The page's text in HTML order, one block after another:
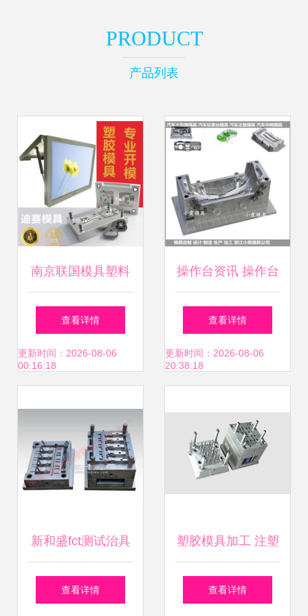
PRODUCT
产品列表
南京联国模具塑料
厂 主营 模具设计
生产 中央空
查看详情
更新时间：2026-08-06
00:16:18
操作台资讯 操作台
行情 操作台动态
热点 知识 第 2 页
查看详情
更新时间：2026-08-06
20:38:18
新和盛fct测试治具
江西塑料模具厂 景
查看详情
塑胶模具加工 注塑
加工
查看详情